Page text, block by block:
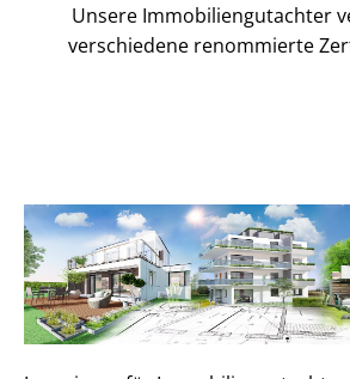
Unsere Immobilien­gutachter
verschiedene renommierte